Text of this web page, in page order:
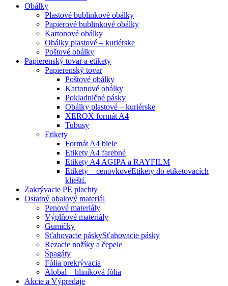
Obálky
Plastové bublinkové obálky
Papierové bublinkové obálky
Kartonové obálky
Obálky plastové – kuriérske
Poštové obálky
Papierenský tovar a etikety
Papierenský tovar
Poštové obálky
Kartonové obálky
Pokladničné pásky
Obálky plastové – kuriérske
XEROX formát A4
Tubusy
Etikety
Formát A4 biele
Etikety A4 farebné
Etikety A4 AGIPA a RAYFILM
Etikety – cenovkovéEtikety do etiketovacích
klieští.
Zakrývacie PE plachty
Ostatný obalový materiál
Penové materiály
Výplňové materiály
Gumičky
Sťahovacie páskySťahovacie pásky
Rezacie nožíky a čepele
Špagáty
Fólia prekrývacia
Alobal – hliníková fólia
Akcie a Výpredaje